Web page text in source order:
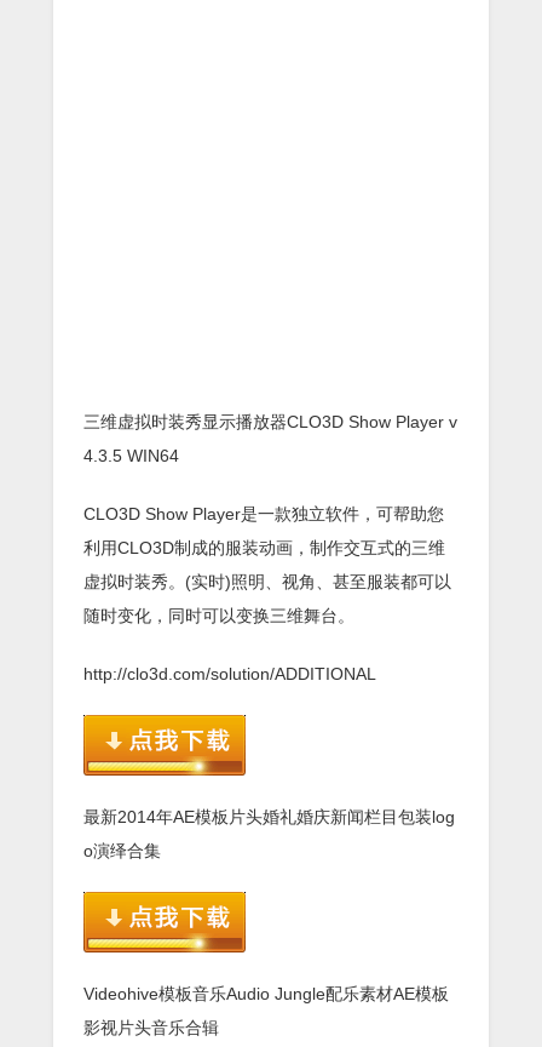
三维虚拟时装秀显示播放器CLO3D Show Player v
4.3.5 WIN64
CLO3D Show Player是一款独立软件，可帮助您
利用CLO3D制成的服装动画，制作交互式的三维
虚拟时装秀。(实时)照明、视角、甚至服装都可以
随时变化，同时可以变换三维舞台。
http://clo3d.com/solution/ADDITIONAL
最新2014年AE模板片头婚礼婚庆新闻栏目包装log
o演绎合集
Videohive模板音乐Audio Jungle配乐素材AE模板
影视片头音乐合辑